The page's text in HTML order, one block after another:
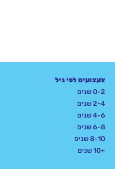
צעצועים לפי גיל
0-2 שנים
2-4 שנים
4-6 שנים
6-8 שנים
8-10 שנים
+10 שנים